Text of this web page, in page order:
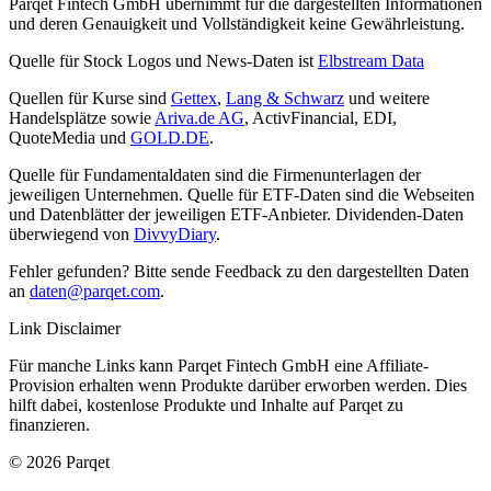
und deren Genauigkeit und Vollständigkeit keine Gewährleistung.
Quelle für Stock Logos und News-Daten ist Elbstream Data
Quellen für Kurse sind Gettex, Lang & Schwarz und weitere
Handelsplätze sowie Ariva.de AG, ActivFinancial, EDI,
QuoteMedia und GOLD.DE.
Quelle für Fundamentaldaten sind die Firmenunterlagen der
jeweiligen Unternehmen. Quelle für ETF-Daten sind die Webseiten
und Datenblätter der jeweiligen ETF-Anbieter. Dividenden-Daten
überwiegend von DivvyDiary.
Fehler gefunden? Bitte sende Feedback zu den dargestellten Daten
an daten@parqet.com.
Link Disclaimer
Für manche Links kann Parqet Fintech GmbH eine Affiliate-
Provision erhalten wenn Produkte darüber erworben werden. Dies
hilft dabei, kostenlose Produkte und Inhalte auf Parqet zu
finanzieren.
© 2026 Parqet